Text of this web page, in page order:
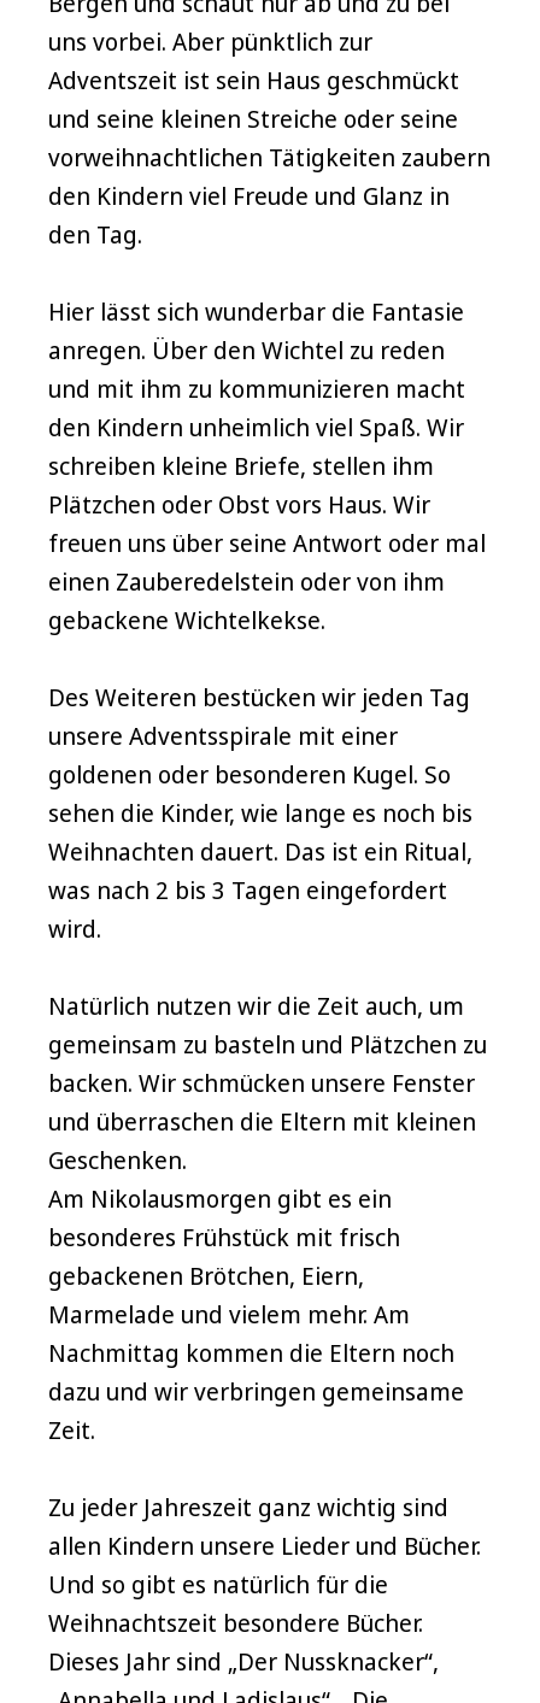
uns vorbei. Aber pünktlich zur
Adventszeit ist sein Haus geschmückt
und seine kleinen Streiche oder seine
vorweihnachtlichen Tätigkeiten zaubern
den Kindern viel Freude und Glanz in
den Tag.
Hier lässt sich wunderbar die Fantasie
anregen. Über den Wichtel zu reden
und mit ihm zu kommunizieren macht
den Kindern unheimlich viel Spaß. Wir
schreiben kleine Briefe, stellen ihm
Plätzchen oder Obst vors Haus. Wir
freuen uns über seine Antwort oder mal
einen Zauberedelstein oder von ihm
gebackene Wichtelkekse.
Des Weiteren bestücken wir jeden Tag
unsere Adventsspirale mit einer
goldenen oder besonderen Kugel. So
sehen die Kinder, wie lange es noch bis
Weihnachten dauert. Das ist ein Ritual,
was nach 2 bis 3 Tagen eingefordert
wird.
Natürlich nutzen wir die Zeit auch, um
gemeinsam zu basteln und Plätzchen zu
backen. Wir schmücken unsere Fenster
und überraschen die Eltern mit kleinen
Geschenken.
Am Nikolausmorgen gibt es ein
besonderes Frühstück mit frisch
gebackenen Brötchen, Eiern,
Marmelade und vielem mehr. Am
Nachmittag kommen die Eltern noch
dazu und wir verbringen gemeinsame
Zeit.
Zu jeder Jahreszeit ganz wichtig sind
allen Kindern unsere Lieder und Bücher.
Und so gibt es natürlich für die
Weihnachtszeit besondere Bücher.
Dieses Jahr sind „Der Nussknacker“,